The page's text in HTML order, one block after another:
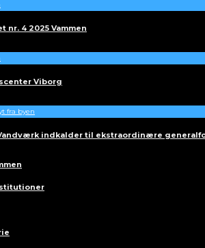
nr. 4 2025 Vammen
Viborg
fra byen
indkalder til ekstraordinære